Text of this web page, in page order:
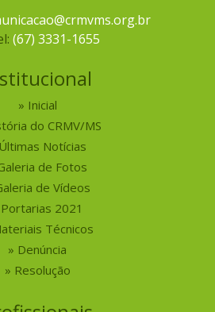
(67) 3331-1655
Inicial
do CRMV/MS
Últimas Notícias
de Fotos
de Vídeos
Portarias 2021
Técnicos
Denúncia
Resolução